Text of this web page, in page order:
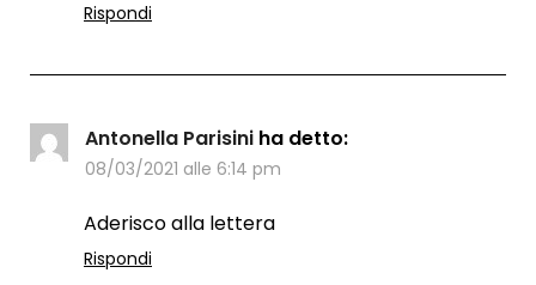
Rispondi
Antonella Parisini ha detto:
08/03/2021 alle 6:14 pm
Aderisco alla lettera
Rispondi